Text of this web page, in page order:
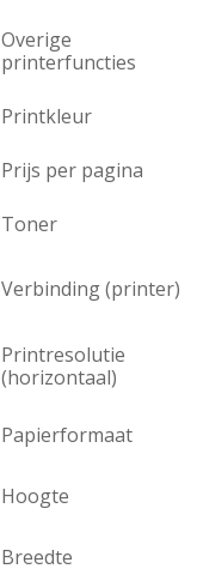
Overige
printerfuncties
Printkleur
Prijs per pagina
Toner
Verbinding (printer)
Printresolutie
(horizontaal)
Papierformaat
Hoogte
Breedte